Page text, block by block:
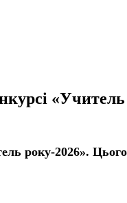
«Учитель
року-2026».